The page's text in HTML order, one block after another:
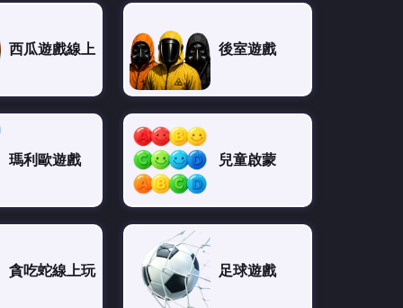
西瓜遊戲線上 後室遊戲
瑪利歐遊戲 兒童啟蒙
貪吃蛇線上玩 足球遊戲